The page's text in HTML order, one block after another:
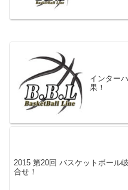
インター
果！
2015 第20回 バスケットボール
合せ！